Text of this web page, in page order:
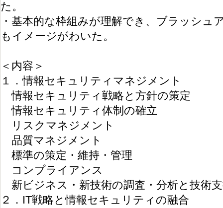
た。
・基本的な枠組みが理解でき、ブラッシュ
もイメージがわいた。
＜内容＞
１．情報セキュリティマネジメント
情報セキュリティ戦略と方針の策定
情報セキュリティ体制の確立
リスクマネジメント
品質マネジメント
標準の策定・維持・管理
コンプライアンス
新ビジネス・新技術の調査・分析と技術
２．IT戦略と情報セキュリティの融合